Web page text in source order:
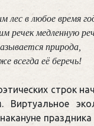
лес в любое время
речек медленную
природа,
всегда её беречь!
строк
Виртуальное